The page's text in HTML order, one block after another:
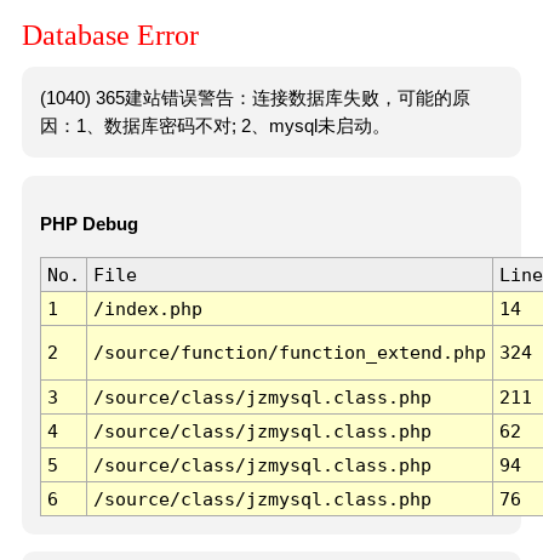
Database Error
(1040) 365建站错误警告：连接数据库失败，可能的原
因：1、数据库密码不对; 2、mysql未启动。
PHP Debug
No. File
Line
1
/index.php 14
2 /source/function/function_extend.php 324
3 /source/class/jzmysql.class.php
211
4
/source/class/jzmysql.class.php
62
5
/source/class/jzmysql.class.php
94
6
/source/class/jzmysql.class.php 76